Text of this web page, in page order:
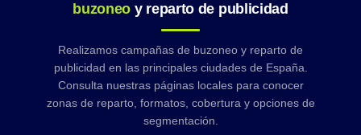
buzoneo y reparto de publicidad
Realizamos campañas de buzoneo y reparto de
publicidad en las principales ciudades de España.
Consulta nuestras páginas locales para conocer
zonas de reparto, formatos, cobertura y opciones de
segmentación.